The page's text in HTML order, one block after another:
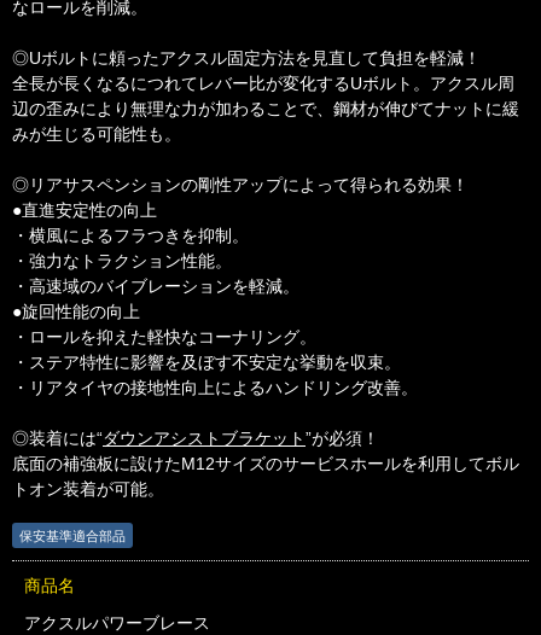
なロールを削減。
◎Uボルトに頼ったアクスル固定方法を見直して負担を軽減！
全長が長くなるにつれてレバー比が変化するUボルト。アクスル周
辺の歪みにより無理な力が加わることで、鋼材が伸びてナットに緩
みが生じる可能性も。
◎リアサスペンションの剛性アップによって得られる効果！
●直進安定性の向上
・横風によるフラつきを抑制。
・強力なトラクション性能。
・高速域のバイブレーションを軽減。
●旋回性能の向上
・ロールを抑えた軽快なコーナリング。
・ステア特性に影響を及ぼす不安定な挙動を収束。
・リアタイヤの接地性向上によるハンドリング改善。
◎装着には“ダウンアシストブラケット”が必須！
底面の補強板に設けたM12サイズのサービスホールを利用してボル
トオン装着が可能。
保安基準適合部品
商品名
アクスルパワーブレース